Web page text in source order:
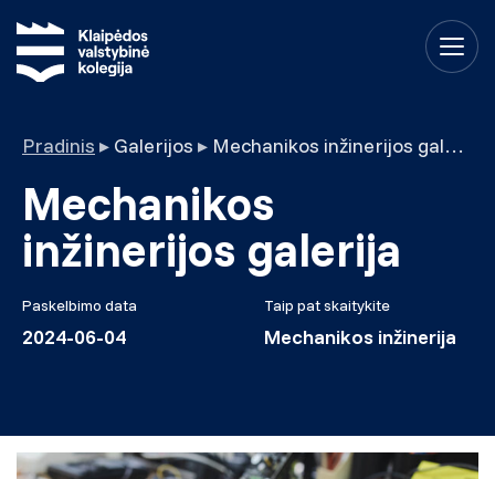
Pradinis ▸ Galerijos ▸ Mechanikos inžinerijos galerija
Mechanikos
inžinerijos galerija
Paskelbimo data
2024-06-04
Taip pat skaitykite
Mechanikos inžinerija